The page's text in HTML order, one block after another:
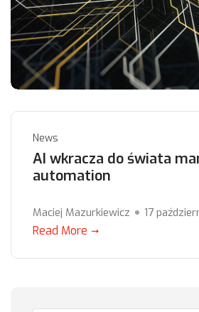
News
AI wkracza do świata
automation
Maciej Mazurkiewicz 17
Read More